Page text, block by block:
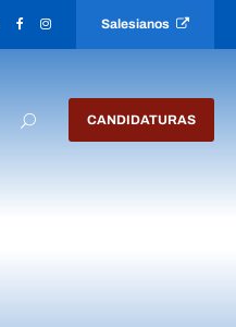
Salesianos
CANDIDATURAS